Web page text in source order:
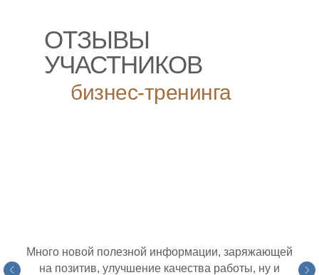
ОТЗЫВЫ
УЧАСТНИКОВ
бизнес-тренинга
Много новой полезной информации, заряжающей
на позитив, улучшение качества работы, ну и